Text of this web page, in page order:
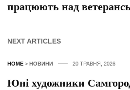
працюють над
NEXT ARTICLES
HOME > НОВИНИ 20 ТРАВНЯ, 2026
Юні художники